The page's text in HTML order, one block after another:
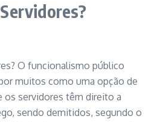
O funcionalismo público
muitos como uma opção de
os servidores têm direito a
sendo demitidos, segundo o